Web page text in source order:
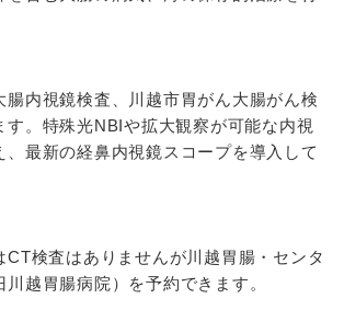
腸内視鏡検査、川越市胃がん大腸がん検
す。特殊光NBIや拡大観察が可能な内視
、最新の経鼻内視鏡スコープを導入して
CT検査はありませんが川越胃腸・センタ
越胃腸病院）を予約できます。